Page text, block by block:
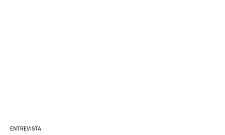
ENTREVISTA